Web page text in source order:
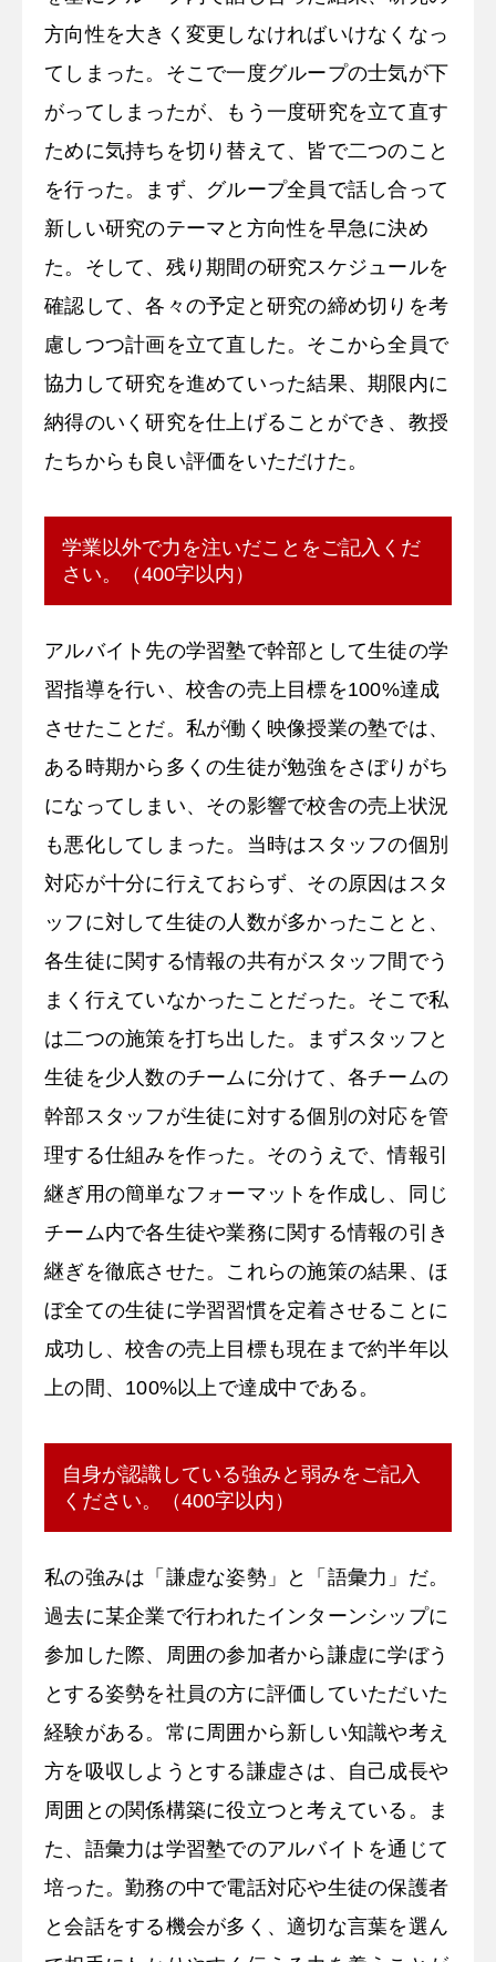
方向性を大きく変更しなければいけなくなっ
てしまった。そこで一度グループの士気が下
がってしまったが、もう一度研究を立て直す
ために気持ちを切り替えて、皆で二つのこと
を行った。まず、グループ全員で話し合って
新しい研究のテーマと方向性を早急に決め
た。そして、残り期間の研究スケジュールを
確認して、各々の予定と研究の締め切りを考
慮しつつ計画を立て直した。そこから全員で
協力して研究を進めていった結果、期限内に
納得のいく研究を仕上げることができ、教授
たちからも良い評価をいただけた。
学業以外で力を注いだことをご記入くだ
さい。（400字以内）
アルバイト先の学習塾で幹部として生徒の学
習指導を行い、校舎の売上目標を100%達成
させたことだ。私が働く映像授業の塾では、
ある時期から多くの生徒が勉強をさぼりがち
になってしまい、その影響で校舎の売上状況
も悪化してしまった。当時はスタッフの個別
対応が十分に行えておらず、その原因はスタ
ッフに対して生徒の人数が多かったことと、
各生徒に関する情報の共有がスタッフ間でう
まく行えていなかったことだった。そこで私
は二つの施策を打ち出した。まずスタッフと
生徒を少人数のチームに分けて、各チームの
幹部スタッフが生徒に対する個別の対応を管
理する仕組みを作った。そのうえで、情報引
継ぎ用の簡単なフォーマットを作成し、同じ
チーム内で各生徒や業務に関する情報の引き
継ぎを徹底させた。これらの施策の結果、ほ
ぼ全ての生徒に学習習慣を定着させることに
成功し、校舎の売上目標も現在まで約半年以
上の間、100%以上で達成中である。
自身が認識している強みと弱みをご記入
ください。（400字以内）
私の強みは「謙虚な姿勢」と「語彙力」だ。
過去に某企業で行われたインターンシップに
参加した際、周囲の参加者から謙虚に学ぼう
とする姿勢を社員の方に評価していただいた
経験がある。常に周囲から新しい知識や考え
方を吸収しようとする謙虚さは、自己成長や
周囲との関係構築に役立つと考えている。ま
た、語彙力は学習塾でのアルバイトを通じて
培った。勤務の中で電話対応や生徒の保護者
と会話をする機会が多く、適切な言葉を選ん